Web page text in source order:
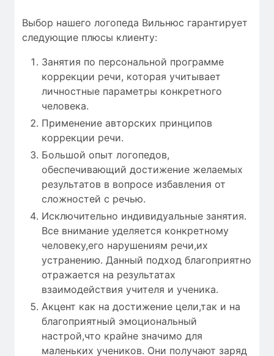
Выбор нашего логопеда Вильнюс гарантирует
следующие плюсы клиенту:
Занятия по персональной программе
коррекции речи, которая учитывает
личностные параметры конкретного
человека.
Применение авторских принципов
коррекции речи.
Большой опыт логопедов,
обеспечивающий достижение желаемых
результатов в вопросе избавления от
сложностей с речью.
Исключительно индивидуальные занятия.
Все внимание уделяется конкретному
человеку,его нарушениям речи,их
устранению. Данный подход благоприятно
отражается на результатах
взаимодействия учителя и ученика.
Акцент как на достижение цели,так и на
благоприятный эмоциональный
настрой,что крайне значимо для
маленьких учеников. Они получают заряд